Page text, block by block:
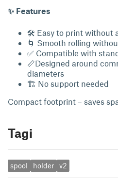
✨ Features
🛠 Easy to print without
🌀 Smooth rolling
✅ Compatible with
📏Designed around
diameters
🏗 No support needed
Compact footprint – saves
Tagi
spool holder v2